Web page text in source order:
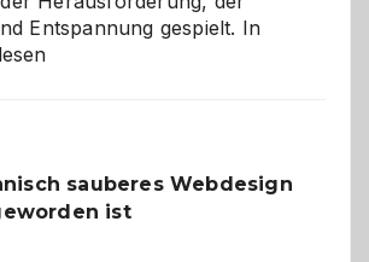
Entspannung gespielt. In
sauberes Webdesign
ist